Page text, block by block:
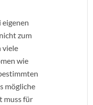
eigenen
zum
viele
wie
mögliche
muss für